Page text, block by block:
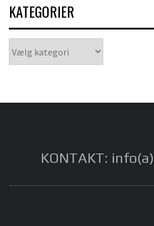
KATEGORIER
KONTAKT: